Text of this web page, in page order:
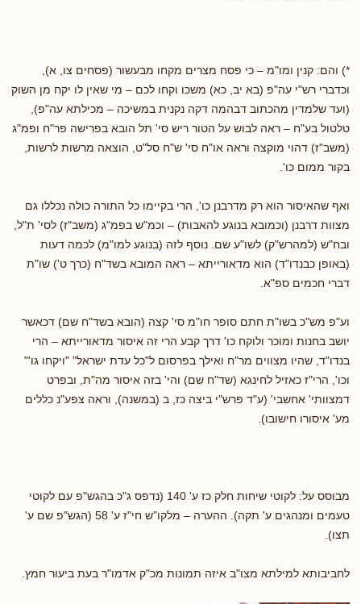
*) והם: קנין ומו"מ – כי פסח מצרים מקחו מבעשור (פסחים צו, א),
וכדברי רש"י עה"פ (בא יב, כא) משכו וקחו לכם – מי שאין לו יקח מן השוק
(ועד שלמדין מהכתוב דבהמה דקה נקנית במשיכה – מכילתא עה"פ),
טלטול בע"ח – ראה לבוש על הטור ריש סי' תל הובא בפרישה פר"ח ופמ"ג
(משב"ז) דהוי מוקצה וראה או"ח סי' ש"ח סל"ט, הוצאה מרשות לרשות,
בקור ממום כו'.
ואף שהאיסור הוא רק מדרבנן כו', הרי בקיימו כל התורה כולה נכללו גם
מצוות דרבנן (וכמובא בנוגע להאבות) – וכמ"ש בפמ"ג (משב"ז) לסי' ת"ל,
ובח"ש (למהרש"ק) לשו"ע שם. נוסף לזה (בנוגע למו"מ) לכמה דעות
(באופן כבנדו"ד) הוא מדאורייתא – ראה המובא בשד"ח (כרך ט') שו"ת
דברי חכמים ספ"א.
וע"פ מש"כ בשו"ת חתם סופר חו"מ סי' קצה (הובא בשד"ח שם) דכאשר
יושב בחנות ומוכר ולוקח כו' דרך קבע הרי זה איסור מדאורייתא – הרי
בנדו"ד, שהיו מצווים מר"ח ואילך בפרסום ל"כל עדת ישראל" "ויקחו גו'"
וכו', הרי"ז כאזיל לחינגא (שד"ח שם) והי' בזה איסור מה"ת, ובפרט
דמצוותי' אחשבי' (ע"ד פרש"י ביצה כז, ב (במשנה), וראה צפע"נ כללים
מע' איסורו חישובו).
מבוסס על: לקוטי שיחות חלק כז ע' 140 (נדפס ג"כ בהגש"פ עם לקוטי
טעמים ומנהגים ע' תקה). ההערה – מלקו"ש חי"ז ע' 58 (הגש"פ שם ע'
תצו).
לחביבותא למילתא מצו"ב איזה תמונות מכ"ק אדמו"ר בעת ביעור חמץ.